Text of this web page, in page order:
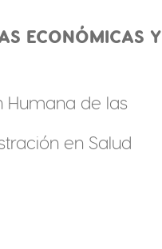
ECONÓMICAS Y
Humana de las
en Salud